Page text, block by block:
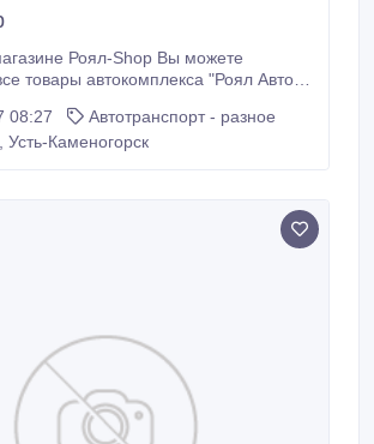
Роял-Shop Вы можете
товары автокомплекса "Роял Авто".
продаже техники для туризма и
Республике Казахстан. Компания
08:27
Автотранспорт - разное
Усть-Каменогорск